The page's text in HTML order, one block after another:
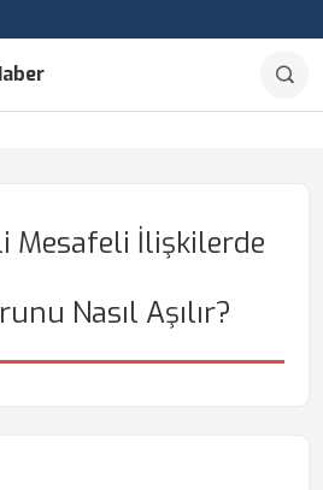
Mesafeli İlişkilerde
Nasıl Aşılır?